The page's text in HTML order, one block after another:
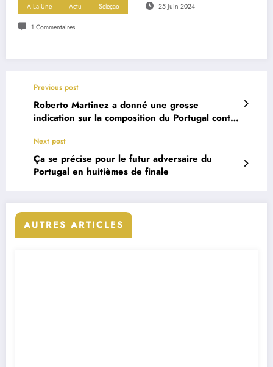
A La Une Actu Seleçao 25 Juin 2024
1 Commentaires
Previous post
Roberto Martinez a donné une grosse
indication sur la composition du Portugal contre
Next post
Ça se précise pour le futur adversaire du
Portugal en huitièmes de finale
AUTRES ARTICLES